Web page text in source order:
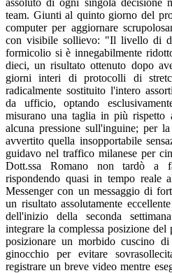
team. Giunti al quinto giorno del
computer per aggiornare
con visibile sollievo: "Il livello di
formicolio si è innegabilmente
dieci, un risultato ottenuto dopo
giorni interi di protocolli di
radicalmente sostituito l'intero
da ufficio, optando
misurano una taglia in più rispetto
alcuna pressione sull'inguine; per
avvertito quella insopportabile
guidavo nel traffico milanese per
Dott.ssa Romano non tardò a
rispondendo quasi in tempo reale
Messenger con un messaggio di
un risultato assolutamente
dell'inizio della seconda
integrare la complessa posizione
posizionare un morbido cuscino
ginocchio per evitare
registrare un breve video mentre